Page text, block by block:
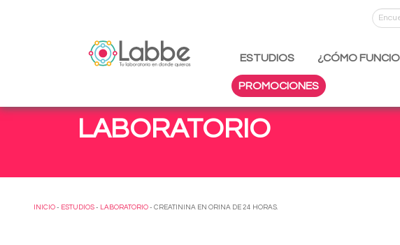
ESTUDIOS ¿CÓMO
PROMOCIONES
LABORATORIO
INICIO - ESTUDIOS - LABORATORIO - CREATININA EN ORINA DE 24 HORAS.